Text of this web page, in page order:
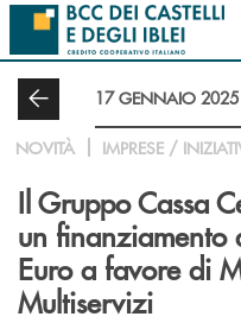
Salta al contenuto principale
17 GENNAIO 2025
NOVITÀ IMPRESE /
Il Gruppo Cassa
un
Euro a favore di
Multiservizi